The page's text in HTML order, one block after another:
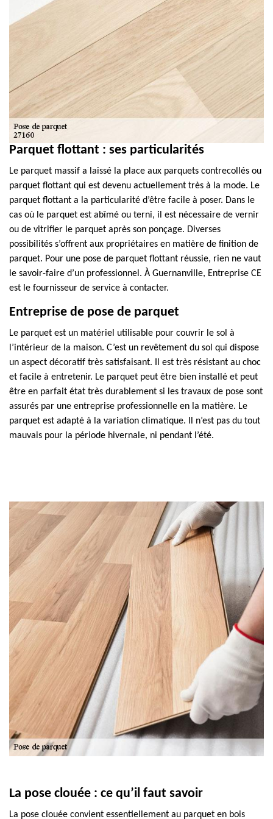
Parquet flottant : ses particularités
Le parquet massif a laissé la place aux parquets contrecollés ou
parquet flottant qui est devenu actuellement très à la mode. Le
parquet flottant a la particularité d’être facile à poser. Dans le
cas où le parquet est abîmé ou terni, il est nécessaire de vernir
ou de vitrifier le parquet après son ponçage. Diverses
possibilités s’offrent aux propriétaires en matière de finition de
parquet. Pour une pose de parquet flottant réussie, rien ne vaut
le savoir-faire d’un professionnel. À Guernanville, Entreprise CE
est le fournisseur de service à contacter.
Entreprise de pose de parquet
Le parquet est un matériel utilisable pour couvrir le sol à
l’intérieur de la maison. C’est un revêtement du sol qui dispose
un aspect décoratif très satisfaisant. Il est très résistant au choc
et facile à entretenir. Le parquet peut être bien installé et peut
être en parfait état très durablement si les travaux de pose sont
assurés par une entreprise professionnelle en la matière. Le
parquet est adapté à la variation climatique. Il n’est pas du tout
mauvais pour la période hivernale, ni pendant l’été.
La pose clouée : ce qu’il faut savoir
La pose clouée convient essentiellement au parquet en bois